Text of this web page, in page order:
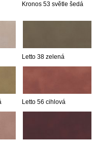
Kronos 53 světle šedá
Letto 38 zelená
Letto 56 cihlová